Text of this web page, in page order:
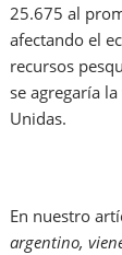
25.675 al
afectando el
recursos
se agregaría
Unidas.
En nuestro
argentino,